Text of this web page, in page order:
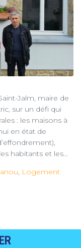
Jalm, maire de
sur un défi qui
: les maisons à
en état de
habitants et les...
, Logement